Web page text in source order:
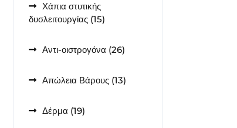
Χάπια στυτικής
δυσλειτουργίας 1515
Αντι-οιστρογόνα 2626
Απώλεια Βάρους 1313
Δέρμα 1919